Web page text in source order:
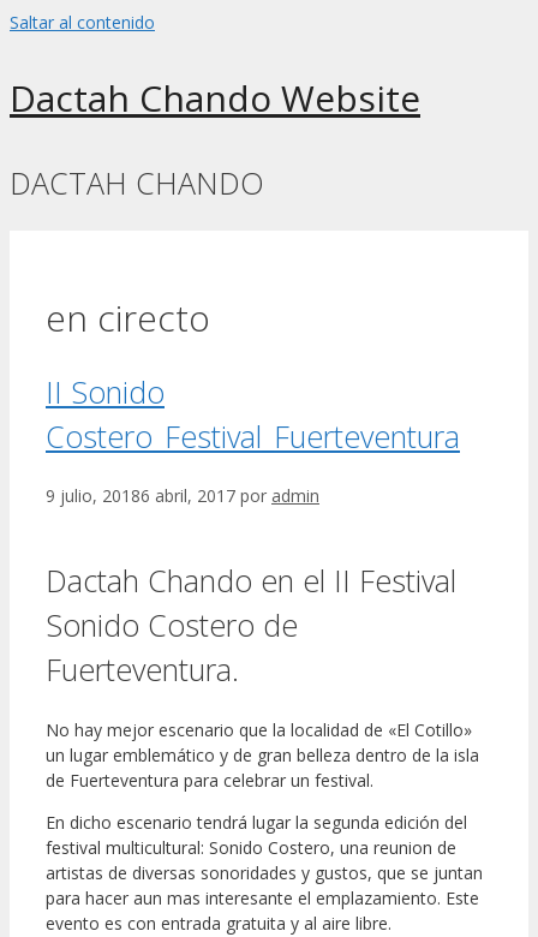
Saltar al contenido
Dactah Chando Website
DACTAH CHANDO
en cirecto
II Sonido
Costero_Festival_Fuerteventura
9 julio, 20186 abril, 2017 por admin
Dactah Chando en el II Festival
Sonido Costero de
Fuerteventura.
No hay mejor escenario que la localidad de «El Cotillo»
un lugar emblemático y de gran belleza dentro de la isla
de Fuerteventura para celebrar un festival.
En dicho escenario tendrá lugar la segunda edición del
festival multicultural: Sonido Costero, una reunion de
artistas de diversas sonoridades y gustos, que se juntan
para hacer aun mas interesante el emplazamiento. Este
evento es con entrada gratuita y al aire libre.